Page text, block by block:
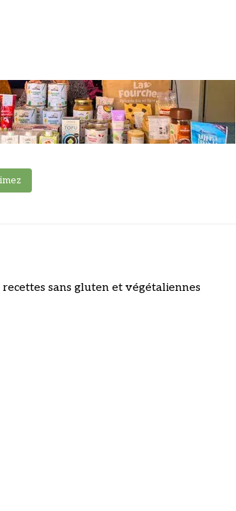
sans gluten et végétaliennes